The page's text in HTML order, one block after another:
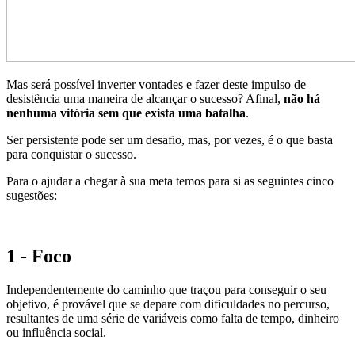
Mas será possível inverter vontades e fazer deste impulso de
desistência uma maneira de alcançar o sucesso? Afinal, não há
nenhuma vitória sem que exista uma batalha.
Ser persistente pode ser um desafio, mas, por vezes, é o que basta
para conquistar o sucesso.
Para o ajudar a chegar à sua meta temos para si as seguintes cinco
sugestões:
1 - Foco
Independentemente do caminho que traçou para conseguir o seu
objetivo, é provável que se depare com dificuldades no percurso,
resultantes de uma série de variáveis como falta de tempo, dinheiro
ou influência social.